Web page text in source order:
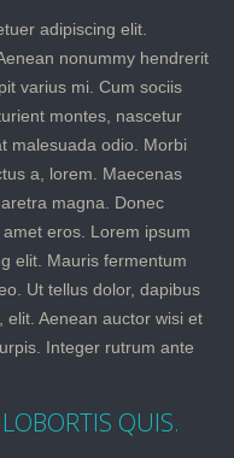
adipiscing elit.
nonummy hendrerit
varius mi. Cum sociis
montes, nascetur
malesuada odio. Morbi
a, lorem. Maecenas
magna. Donec
eros. Lorem ipsum
elit. Mauris fermentum
Ut tellus dolor, dapibus
Aenean auctor wisi et
Integer rutrum ante
QUIS.